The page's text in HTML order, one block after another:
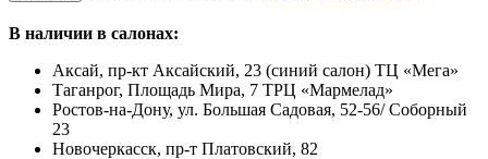
В наличии в салонах:
Аксай, пр-кт Аксайский, 23 (синий салон) ТЦ «Мега»
Таганрог, Площадь Мира, 7 ТРЦ «Мармелад»
Ростов-на-Дону, ул. Большая Садовая, 52-56/ Соборный
23
Новочеркасск, пр-т Платовский, 82